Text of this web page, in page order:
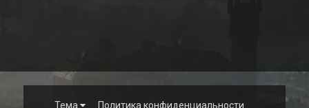
Тема
Политика конфиденциальности